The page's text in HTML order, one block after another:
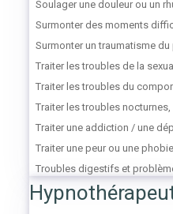
Soulager une douleur ou un
Surmonter des moments
Surmonter un traumatisme du
Traiter les troubles de la
Traiter les troubles du
Traiter les troubles nocturnes,
Traiter une addiction / une
Traiter une peur ou une phobie
Troubles digestifs et